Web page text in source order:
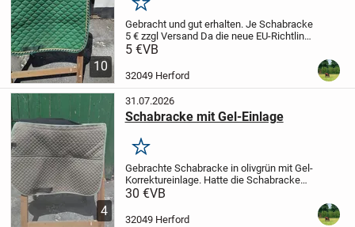
10
Merken
Gebracht und gut erhalten. Je Schabracke
5 € zzgl Versand Da die neue EU-Richtlinie
jetzt 1 Jahr Gewährleistung auch für
Verkäufer es nicht ausschließt...
5 €VB
32049 Herford
4
31.07.2026
Schabracke mit Gel-Einlage
Merken
Gebrachte Schabracke in olivgrün mit Gel-
Korrektureinlage. Hatte die Schabracke
unter einem VSD Sattel mit 17 und 18
vorhanden. Da die neue EU-Richtlinie...
30 €VB
32049 Herford